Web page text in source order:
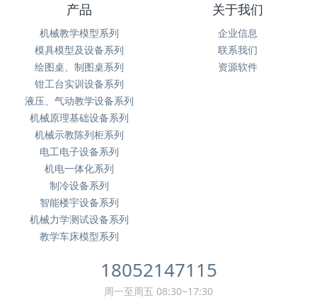
产品
机械教学模型系列
模具模型及设备系列
绘图桌、制图桌系列
钳工台实训设备系列
液压、气动教学设备系列
机械原理基础设备系列
机械示教陈列柜系列
电工电子设备系列
机电一体化系列
制冷设备系列
智能楼宇设备系列
机械力学测试设备系列
教学车床模型系列
关于我们
企业信息
联系我们
资源软件
18052147115
周一至周五 08:30~17:30